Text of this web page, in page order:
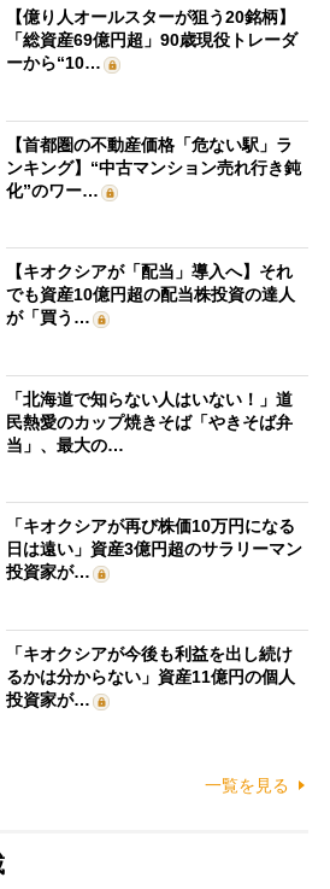
【億り人オールスターが狙う20銘柄】
「総資産69億円超」90歳現役トレーダ
ーから“10…
【首都圏の不動産価格「危ない駅」ラ
ンキング】“中古マンション売れ行き鈍
化”のワー…
【キオクシアが「配当」導入へ】それ
でも資産10億円超の配当株投資の達人
が「買う…
「北海道で知らない人はいない！」道
民熱愛のカップ焼きそば「やきそば弁
当」、最大の…
「キオクシアが再び株価10万円になる
日は遠い」資産3億円超のサラリーマン
投資家が…
「キオクシアが今後も利益を出し続け
るかは分からない」資産11億円の個人
投資家が…
一覧を見る